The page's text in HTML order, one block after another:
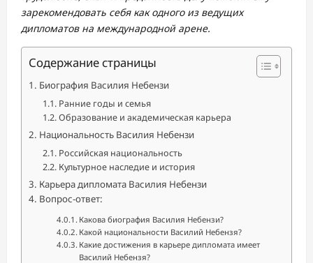
зарекомендовать себя как одного из ведущих
дипломатов на международной арене.
Содержание страницы
Биография Василия Небензи
Ранние годы и семья
Образование и академическая карьера
Национальность Василия Небензи
Российская национальность
Культурное наследие и история
Карьера дипломата Василия Небензи
Вопрос-ответ:
Какова биография Василия Небензи?
Какой национальности Василий Небензя?
Какие достижения в карьере дипломата имеет
Василий Небензя?